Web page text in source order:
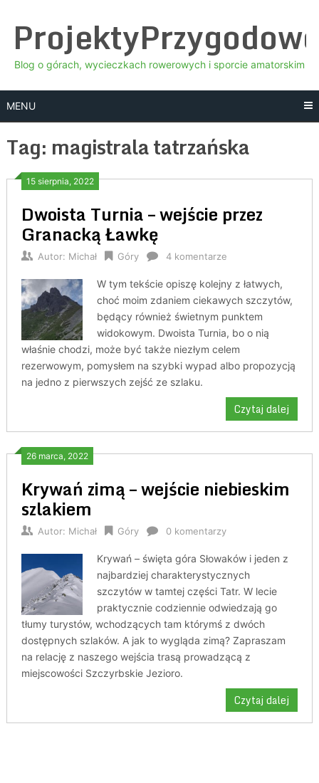
content
Blog o górach, wycieczkach rowerowych i sporcie amatorskim
MENU
Tag: magistrala tatrzańska
15 sierpnia, 2022
Dwoista Turnia – wejście przez
Granacką Ławkę
Autor: Michał Góry 4 komentarze
W tym tekście opiszę kolejny z łatwych,
choć moim zdaniem ciekawych szczytów,
będący również świetnym punktem
widokowym. Dwoista Turnia, bo o nią
właśnie chodzi, może być także niezłym celem
rezerwowym, pomysłem na szybki wypad albo propozycją
na jedno z pierwszych zejść ze szlaku.
Czytaj dalej
26 marca, 2022
Krywań zimą – wejście niebieskim
szlakiem
Autor: Michał Góry 0 komentarzy
Krywań – święta góra Słowaków i jeden z
najbardziej charakterystycznych
szczytów w tamtej części Tatr. W lecie
praktycznie codziennie odwiedzają go
tłumy turystów, wchodzących tam którymś z dwóch
dostępnych szlaków. A jak to wygląda zimą? Zapraszam
na relację z naszego wejścia trasą prowadzącą z
miejscowości Szczyrbskie Jezioro.
Czytaj dalej